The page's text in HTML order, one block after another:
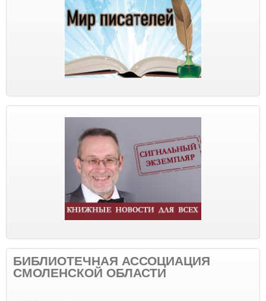
БИБЛИОТЕЧНАЯ АССОЦИАЦИЯ
СМОЛЕНСКОЙ ОБЛАСТИ